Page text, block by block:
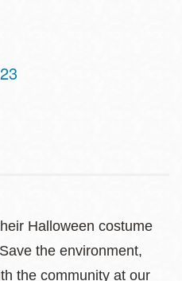
Halloween costume
the environment,
the community at our